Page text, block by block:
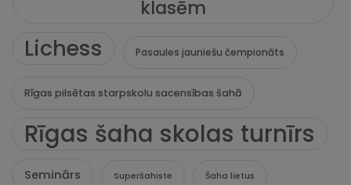
klasēm
Lichess Pasaules jauniešu čempionāts
Rīgas pilsētas starpskolu sacensības šahā
Rīgas šaha skolas turnīrs
Seminārs Superšahiste Šaha lietus